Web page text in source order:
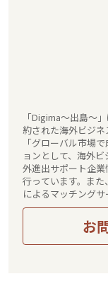
「Digima～出島～
約された海外ビジネ
「グローバル市場
ョンとして、海外
外進出サポート企
行っています。また
によるマッチングサ
お